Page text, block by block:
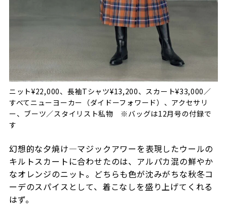
ニット¥22,000、長袖Tシャツ¥13,200、スカート¥33,000／
すべてニューヨーカー（ダイドーフォワード）、アクセサリ
ー、ブーツ／スタイリスト私物 ※バッグは12月号の付録で
す
幻想的な夕焼け―マジックアワーを表現したウールの
キルトスカートに合わせたのは、アルパカ混の鮮やか
なオレンジのニット。どちらも色が沈みがちな秋冬コ
ーデのスパイスとして、着こなしを盛り上げてくれる
はず。